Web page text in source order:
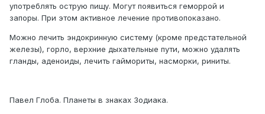
употреблять острую пищу. Могут появиться геморрой и
запоры. При этом активное лечение противопоказано.
Можно лечить эндокринную систему (кроме предстательной
железы), горло, верхние дыхательные пути, можно удалять
гланды, аденоиды, лечить гаймориты, насморки, риниты.
Павел Глоба. Планеты в знаках Зодиака.